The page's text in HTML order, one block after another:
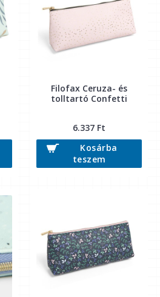
Filofax Ceruza- és
tolltartó Confetti
6.337 Ft
Kosárba
teszem